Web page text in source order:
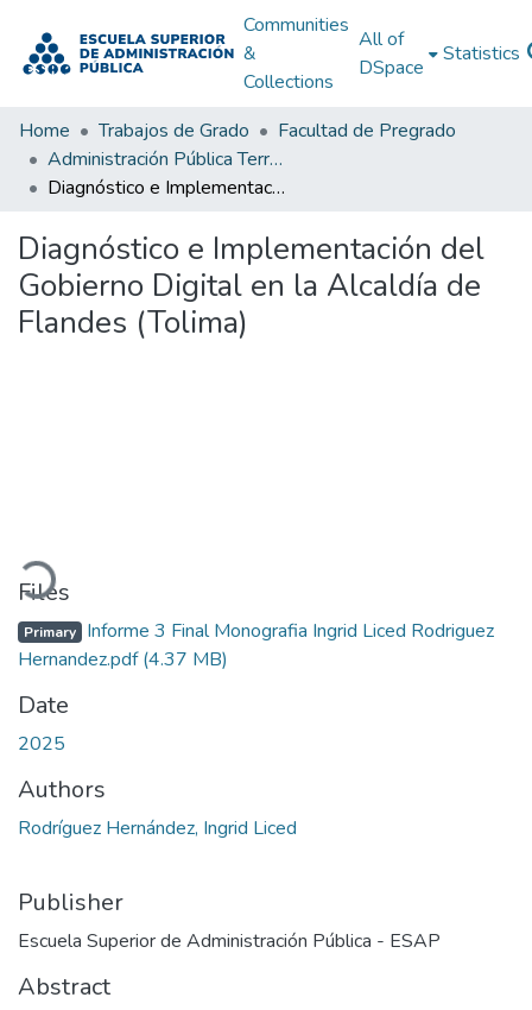
Communities
&
Collections
All of
DSpace
Statistics
Home Trabajos de Grado
Facultad de Pregrado
Administración Pública Territorial (APT)
Diagnóstico e Implementación del Gobierno Digital en la Alcaldía de Flandes (Tolima)
Diagnóstico e Implementación del
Gobierno Digital en la Alcaldía de
Flandes (Tolima)
Loading...
Files
Primary Informe 3 Final Monografia Ingrid Liced Rodriguez
Hernandez.pdf(4.37 MB)
Date
2025
Authors
Rodríguez Hernández, Ingrid Liced
Publisher
Escuela Superior de Administración Pública - ESAP
Abstract